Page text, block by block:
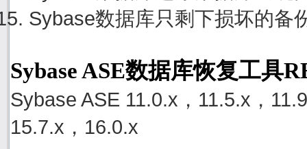
Sybase数据库只剩下损坏的备
Sybase ASE数据库恢复工具
Sybase ASE 11.0.x，11.5.x，
15.7.x，16.0.x